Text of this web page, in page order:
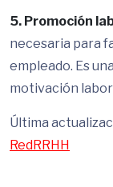
5. Promoción
necesaria para
empleado. Es
motivación
Última
RedRRHH